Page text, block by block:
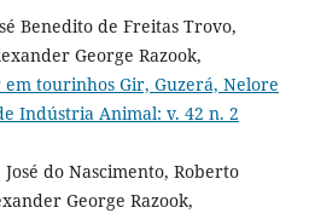
Benedito de Freitas Trovo,
George Razook,
tourinhos Gir, Guzerá, Nelore
Indústria Animal: v. 42 n. 2
José do Nascimento, Roberto
George Razook,